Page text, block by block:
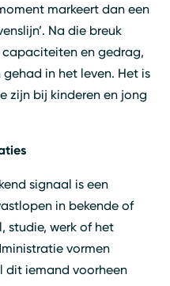
markeert dan een
Na die breuk
capaciteiten en gedrag,
in het leven. Het is
zijn bij kinderen en jong
signaal is een
in bekende of
studie, werk of het
vormen
dit iemand voorheen